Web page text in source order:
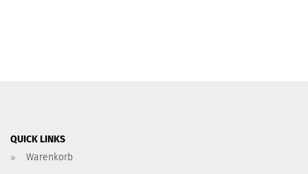
QUICK LINKS
Warenkorb